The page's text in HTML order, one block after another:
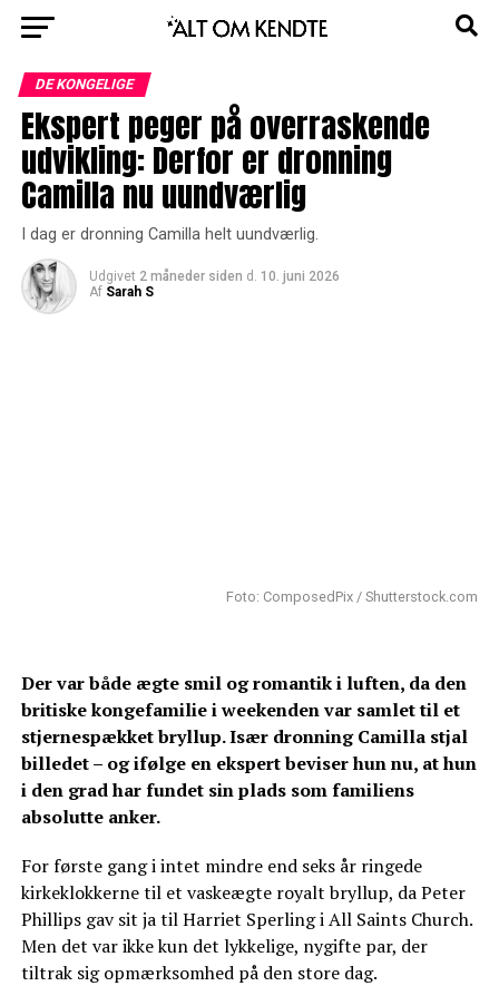
DE KONGELIGE
Ekspert peger på overraskende
udvikling: Derfor er dronning
Camilla nu uundværlig
I dag er dronning Camilla helt uundværlig.
Udgivet 2 måneder siden d. 10. juni 2026
Af Sarah S
Foto: ComposedPix / Shutterstock.com
Der var både ægte smil og romantik i luften, da den
britiske kongefamilie i weekenden var samlet til et
stjernespækket bryllup. Især dronning Camilla stjal
billedet – og ifølge en ekspert beviser hun nu, at hun
i den grad har fundet sin plads som familiens
absolutte anker.
For første gang i intet mindre end seks år ringede
kirkeklokkerne til et vaskeægte royalt bryllup, da Peter
Phillips gav sit ja til Harriet Sperling i All Saints Church.
Men det var ikke kun det lykkelige, nygifte par, der
tiltrak sig opmærksomhed på den store dag.